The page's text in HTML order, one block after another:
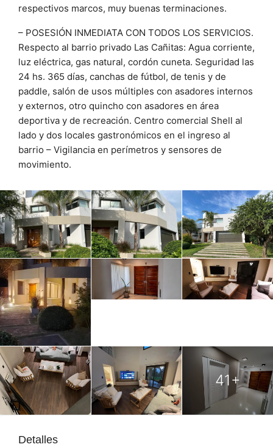
respectivos marcos, muy buenas terminaciones.
– POSESIÓN INMEDIATA CON TODOS LOS SERVICIOS.
Respecto al barrio privado Las Cañitas: Agua corriente,
luz eléctrica, gas natural, cordón cuneta. Seguridad las
24 hs. 365 días, canchas de fútbol, de tenis y de
paddle, salón de usos múltiples con asadores internos
y externos, otro quincho con asadores en área
deportiva y de recreación. Centro comercial Shell al
lado y dos locales gastronómicos en el ingreso al
barrio – Vigilancia en perímetros y sensores de
movimiento.
41+
Detalles